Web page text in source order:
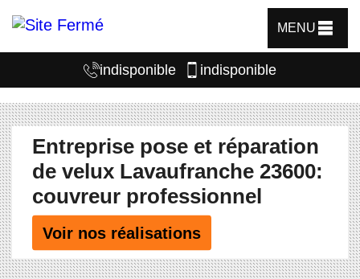
MENU
indisponible indisponible
Entreprise pose et réparation
de velux Lavaufranche 23600:
couvreur professionnel
Voir nos réalisations